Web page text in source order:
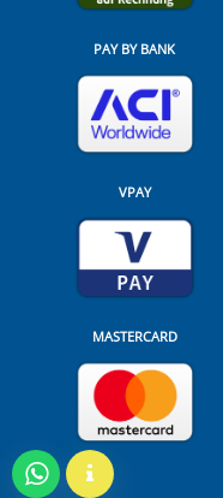
PAY BY BANK
VPAY
MASTERCARD